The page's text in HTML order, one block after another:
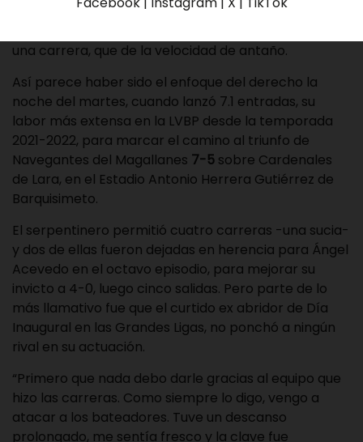
de la vida de un lanzador en la que se echa mayor
una carrera, que de la velocidad de antaño.
Así parece haber sido el enfoque del derecho la
noche del martes, cuando lanzó 7.1 entradas, su
labor más extensa en la LVBP desde la temporada
2021-2022, para marcar el camino al triunfo de
Navegantes del Magallanes 7-5 sobre Cardenales
de Lara, en el Estadio Antonio Herrera Gutiérrez de
Barquisimeto.
El serpentinero permitió cuatro carreras -una sucia-
y dos de ellas fueron dejadas en herencia para Ángel
Acevedo en el octavo episodio, para mejorar su
invicto a 4-0, luego cinco salidas. Pero parte de lo
más llamativo fue que el curtido ex abridor de Día
Inaugural en las Grandes Ligas, no ponchó a ningún
rival en su actuación.
“Primero que nada debo darle gracias al equipo que
hizo las carreras. Como siempre lo digo, vengo a
atacar a los bateadores. Tuve un descanso
prolongado, me sentía fresco y la clave fue